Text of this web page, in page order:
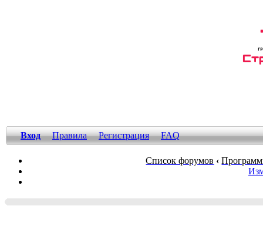
Вход Правила Регистрация FAQ
Список форумов ‹